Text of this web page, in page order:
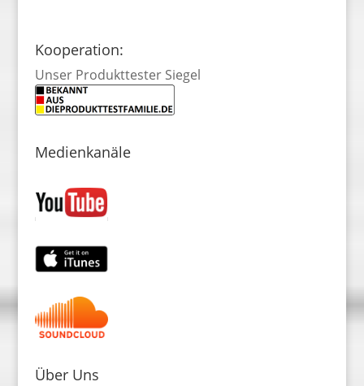
Kooperation:
Unser Produkttester Siegel
Medienkanäle
Über Uns